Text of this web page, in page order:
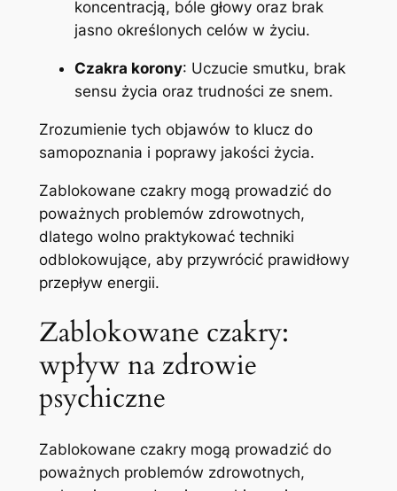
koncentracją, bóle głowy oraz brak
jasno określonych celów w życiu.
Czakra korony: Uczucie smutku, brak
sensu życia oraz trudności ze snem.
Zrozumienie tych objawów to klucz do
samopoznania i poprawy jakości życia.
Zablokowane czakry mogą prowadzić do
poważnych problemów zdrowotnych,
dlatego wolno praktykować techniki
odblokowujące, aby przywrócić prawidłowy
przepływ energii.
Zablokowane czakry:
wpływ na zdrowie
psychiczne
Zablokowane czakry mogą prowadzić do
poważnych problemów zdrowotnych,